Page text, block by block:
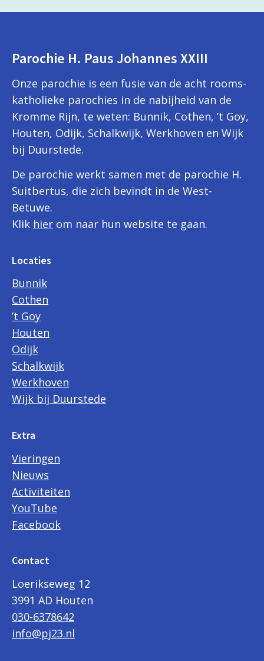
Parochie H. Paus Johannes XXIII
Onze parochie is een fusie van de acht rooms-
katholieke parochies in de nabijheid van de
Kromme Rijn, te weten: Bunnik, Cothen, ’t Goy,
Houten, Odijk, Schalkwijk, Werkhoven en Wijk
bij Duurstede.
De parochie werkt samen met de parochie H.
Suitbertus, die zich bevindt in de West-
Betuwe.
Klik hier om naar hun website te gaan.
Locaties
Bunnik
Cothen
’t Goy
Houten
Odijk
Schalkwijk
Werkhoven
Wijk bij Duurstede
Extra
Vieringen
Nieuws
Activiteiten
YouTube
Facebook
Contact
Loerikseweg 12
3991 AD Houten
030-6378642
info@pj23.nl